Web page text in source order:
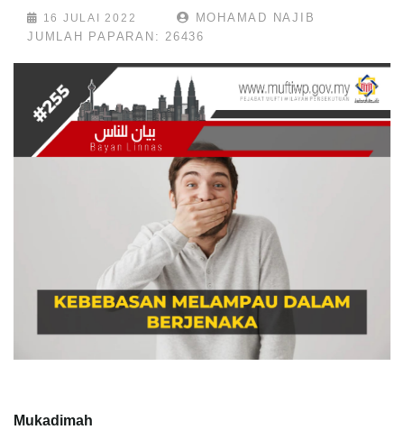
16 JULAI 2022
MOHAMAD NAJIB
JUMLAH PAPARAN: 26436
Mukadimah